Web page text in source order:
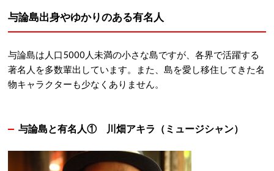
与論島出身やゆかりのある有名人
与論島は人口5000人未満の小さな島ですが、各界で活躍する
著名人を多数輩出しています。また、島を愛し移住してきた名
物キャラクターも少なくありません。
与論島と有名人① 川畑アキラ（ミュージシャン）